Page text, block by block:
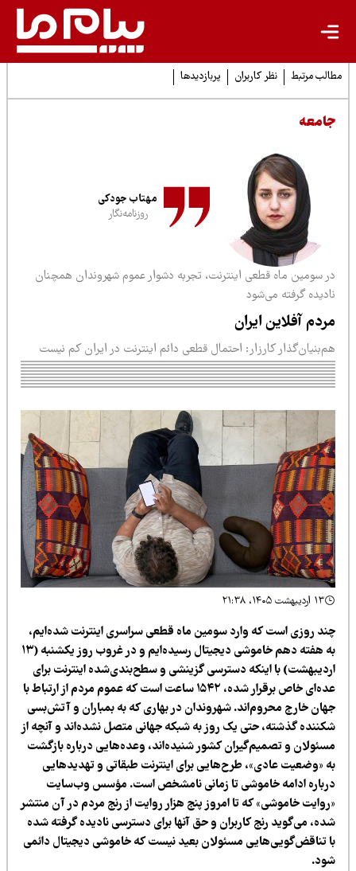
مرتبط نظر کاربران پربازدیدها
مهتاب جودکی
روزنامه‌نگار
سومین ماه قطعی اینترنت، تجربه دشوار عموم شهروندان همچنان
گرفته می‌شود
آفلاین ایران
کارزار: احتمال قطعی دائم اینترنت در ایران کم نیست
روزی است که وارد سومین ماه قطعی سراسری اینترنت شده‌ایم،
به هفته دهم خاموشی دیجیتال رسیده‌ایم و در غروب روز یکشنبه (۱۳
با اینکه دسترسی گزینشی و سطح‌بندی‌شده اینترنت برای
عده‌ای خاص برقرار شده، ۱۵۴۲ ساعت است که عموم مردم از ارتباط با
خارج محروم‌اند. شهروندان در بهاری که به بمباران و آتش‌بسی
گذشته، حتی یک روز به شبکه جهانی متصل نشده‌اند و آنچه از
و تصمیم‌گیران کشور شنیده‌اند، وعده‌هایی درباره بازگشت
«وضعیت عادی»، طرح‌هایی برای اینترنت طبقاتی و تهدیدهایی
ادامه خاموشی تا زمانی نامشخص است. مؤسس وب‌سایت
خاموشی» که تا امروز پنج هزار روایت از رنج مردم در آن منتشر
می‌گوید رنج کاربران و حق آنها برای دسترسی نادیده گرفته شده
تناقض‌گویی‌هایی مسئولان بعید نیست که خاموشی دیجیتال دائمی